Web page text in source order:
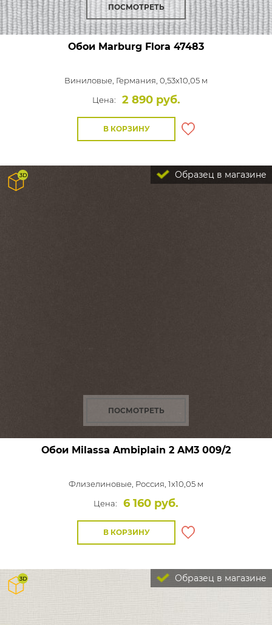
ПОСМОТРЕТЬ
Обои Marburg Flora 47483
Виниловые, Германия, 0,53x10,05 м
Цена:
2 890 руб.
В КОРЗИНУ
Образец в магазине
ПОСМОТРЕТЬ
Обои Milassa Ambiplain 2 AM3 009/2
Флизелиновые, Россия, 1x10,05 м
Цена:
6 160 руб.
В КОРЗИНУ
Образец в магазине